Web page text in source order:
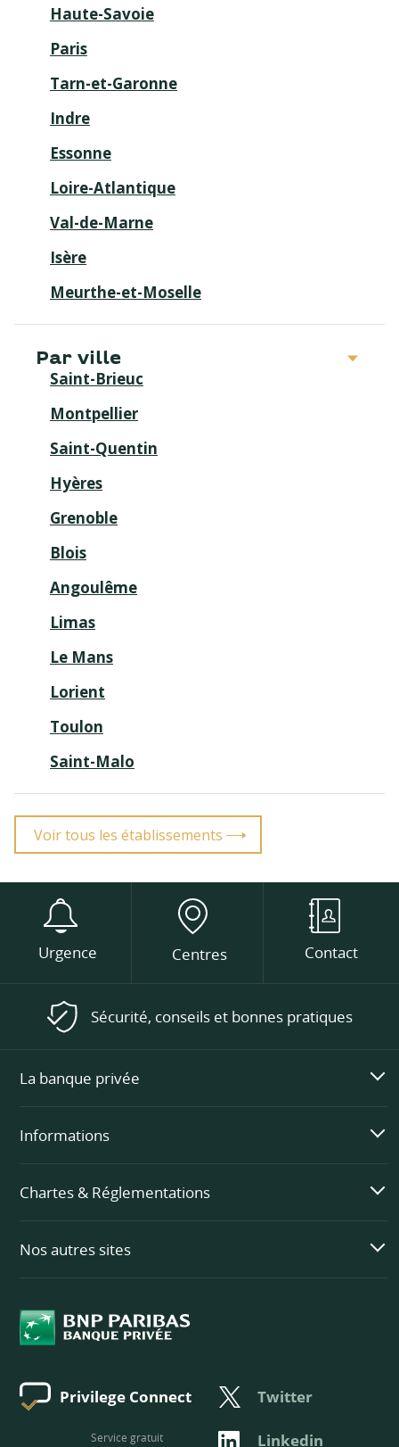
Haute-Savoie
Paris
Tarn-et-Garonne
Indre
Essonne
Loire-Atlantique
Val-de-Marne
Isère
Meurthe-et-Moselle
Par ville
Saint-Brieuc
Montpellier
Saint-Quentin
Hyères
Grenoble
Blois
Angoulême
Limas
Le Mans
Lorient
Toulon
Saint-Malo
Voir tous les établissements
Urgence Centres Contact
Sécurité, conseils et bonnes pratiques
La banque privée
Informations
Chartes & Réglementations
Nos autres sites
Privilege Connect
Service gratuit
Twitter
Linkedin